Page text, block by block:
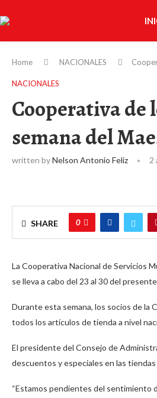
Home NACIONALES
NACIONALES
Cooperativa de
semana del
written byNelson Antonio Feliz 2
SHARE 0
La Cooperativa Nacional de Servicios
se lleva a cabo del 23 al 30 del
Durante esta semana, los socios de
todos los artículos de tienda a nivel
El presidente del Consejo de
descuentos y especiales en las
“Estamos pendientes del sentimiento